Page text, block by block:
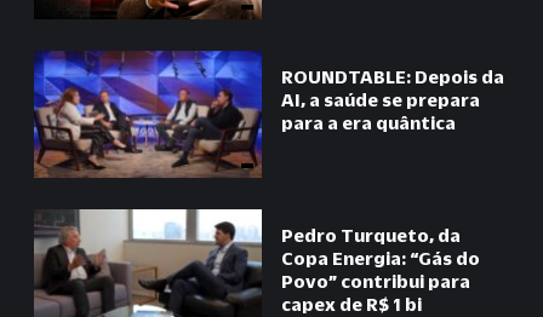
ROUNDTABLE: Depois da
AI, a saúde se prepara
para a era quântica
Pedro Turqueto, da
Copa Energia: “Gás do
Povo” contribui para
capex de R$ 1 bi